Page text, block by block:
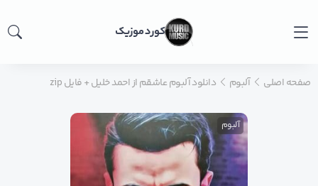
کورد موزیک
صفحه اصلی آلبوم دانلود آلبوم عاشقم از احمد خلیل + فایل zip
آلبوم